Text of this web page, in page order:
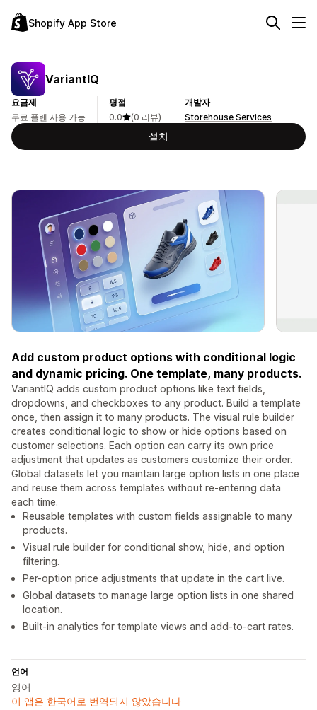
Shopify App Store
VariantIQ
요금제
무료 플랜 사용 가능
평점
0.0
(0 리뷰)
개발자
Storehouse Services
설치
Add custom product options with conditional logic
and dynamic pricing. One template, many products.
VariantIQ adds custom product options like text fields,
dropdowns, and checkboxes to any product. Build a template
once, then assign it to many products. The visual rule builder
creates conditional logic to show or hide options based on
customer selections. Each option can carry its own price
adjustment that updates as customers customize their order.
Global datasets let you maintain large option lists in one place
and reuse them across templates without re-entering data
each time.
Reusable templates with custom fields assignable to many
products.
Visual rule builder for conditional show, hide, and option
filtering.
Per-option price adjustments that update in the cart live.
Global datasets to manage large option lists in one shared
location.
Built-in analytics for template views and add-to-cart rates.
언어
영어
이 앱은 한국어로 번역되지 않았습니다